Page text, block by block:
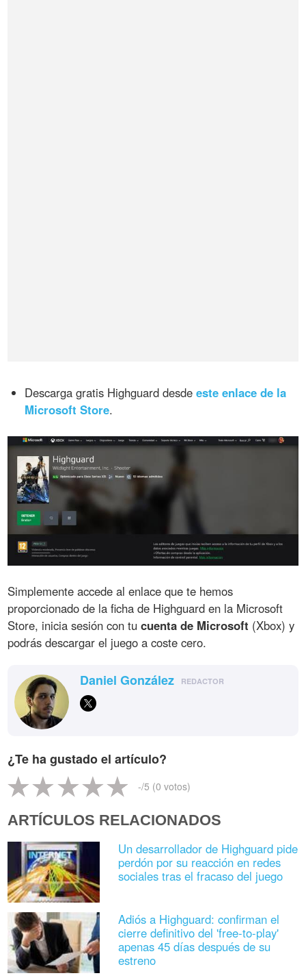
Descarga gratis Highguard desdeeste enlace de la
Microsoft Store.
Simplemente accede al enlace que te hemos
proporcionado de la ficha de Highguard en la Microsoft
Store, inicia sesión con tucuenta de Microsoft (Xbox) y
podrás descargar el juego a coste cero.
Daniel González REDACTOR
¿Te ha gustado el artículo?
-/5 (0 votos)
ARTÍCULOS RELACIONADOS
Un desarrollador de Highguard pide
perdón por su reacción en redes
sociales tras el fracaso del juego
Adiós a Highguard: confirman el
cierre definitivo del 'free-to-play'
apenas 45 días después de su
estreno